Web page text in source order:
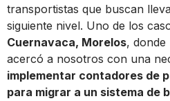
transportistas que buscan
siguiente nivel. Uno de los
Cuernavaca, Morelos, donde
acercó a nosotros con una
implementar contadores de
para migrar a un sistema de